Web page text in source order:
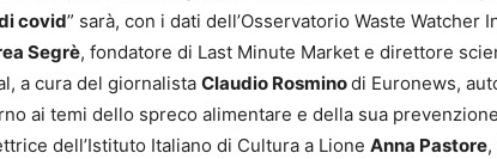
covid” sarà, con i dati dell’Osservatorio Waste Watcher
Segrè, fondatore di Last Minute Market e direttore
a cura del giornalista Claudio Rosminodi Euronews,
ai temi dello spreco alimentare e della sua
dell’Istituto Italiano di Cultura a Lione Anna Pastore